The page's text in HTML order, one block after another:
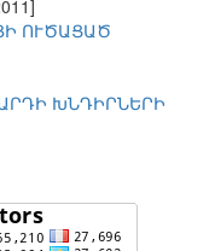
ՈՒԾԱՑԱԾ
ԽՆԴԻՐՆԵՐԻ